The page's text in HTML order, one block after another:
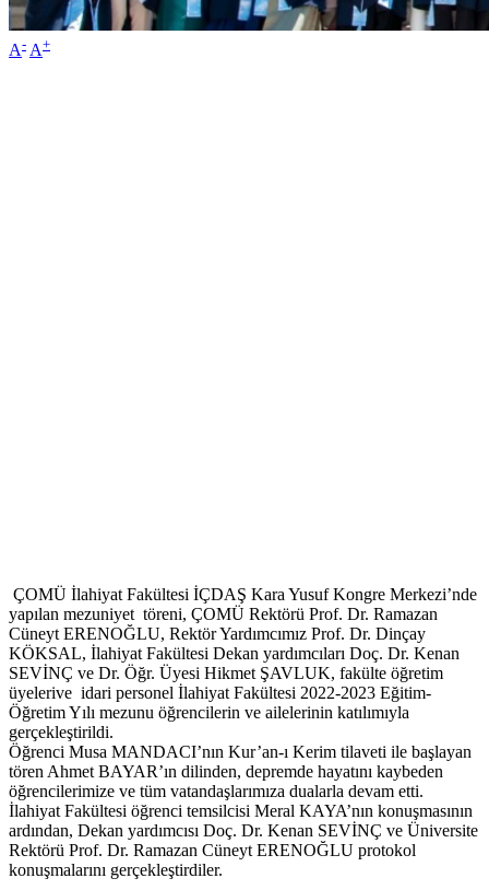
A- A+
ÇOMÜ İlahiyat Fakültesi İÇDAŞ Kara Yusuf Kongre Merkezi’nde
yapılan mezuniyet töreni, ÇOMÜ Rektörü Prof. Dr. Ramazan
Cüneyt ERENOĞLU, Rektör Yardımcımız Prof. Dr. Dinçay
KÖKSAL, İlahiyat Fakültesi Dekan yardımcıları Doç. Dr. Kenan
SEVİNÇ ve Dr. Öğr. Üyesi Hikmet ŞAVLUK, fakülte öğretim
üyelerive idari personel İlahiyat Fakültesi 2022-2023 Eğitim-
Öğretim Yılı mezunu öğrencilerin ve ailelerinin katılımıyla
gerçekleştirildi.
Öğrenci Musa MANDACI’nın Kur’an-ı Kerim tilaveti ile başlayan
tören Ahmet BAYAR’ın dilinden, depremde hayatını kaybeden
öğrencilerimize ve tüm vatandaşlarımıza dualarla devam etti.
İlahiyat Fakültesi öğrenci temsilcisi Meral KAYA’nın konuşmasının
ardından, Dekan yardımcısı Doç. Dr. Kenan SEVİNÇ ve Üniversite
Rektörü Prof. Dr. Ramazan Cüneyt ERENOĞLU protokol
konuşmalarını gerçekleştirdiler.